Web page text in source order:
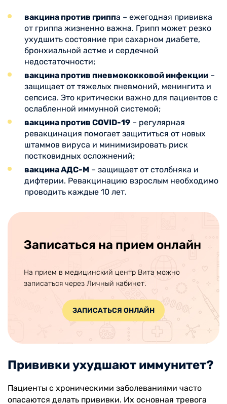
вакцина против гриппа – ежегодная прививка
от гриппа жизненно важна. Грипп может резко
ухудшить состояние при сахарном диабете,
бронхиальной астме и сердечной
недостаточности;
вакцина против пневмококковой инфекции –
защищает от тяжелых пневмоний, менингита и
сепсиса. Это критически важно для пациентов с
ослабленной иммунной системой;
вакцина против COVID-19 – регулярная
ревакцинация помогает защититься от новых
штаммов вируса и минимизировать риск
постковидных осложнений;
вакцина АДС-М – защищает от столбняка и
дифтерии. Ревакцинацию взрослым необходимо
проводить каждые 10 лет.
Записаться на прием онлайн
На прием в медицинский центр Вита можно
записаться через Личный кабинет.
ЗАПИСАТЬСЯ ОНЛАЙН
Прививки ухудшают иммунитет?
Пациенты с хроническими заболеваниями часто
опасаются делать прививки. Их основная тревога